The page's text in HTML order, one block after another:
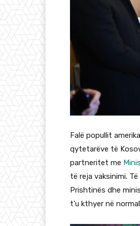
Falë popullit
qytetarëve të
partneritet me
të reja vaksinimi.
Prishtinës dhe
t’u kthyer në